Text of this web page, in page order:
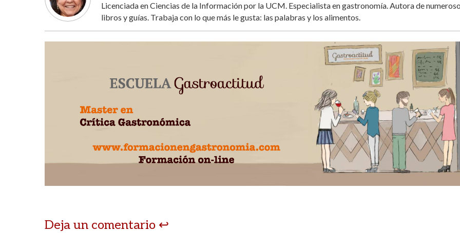
Licenciada en Ciencias de la Información por la UCM. Especialista en gastronomía. Autora de
libros y guías. Trabaja con lo que más le gusta: las palabras y los alimentos.
Deja un comentario